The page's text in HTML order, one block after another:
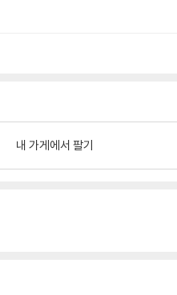
내 가게에서 팔기